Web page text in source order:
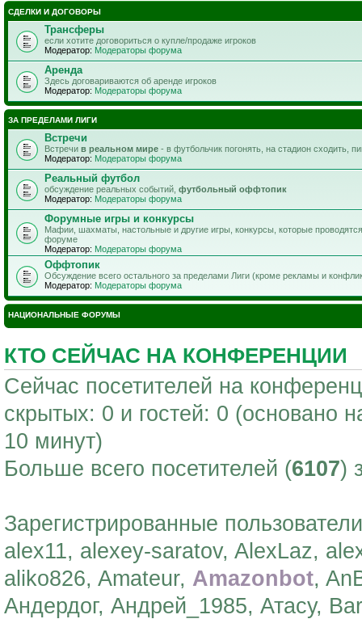
СДЕЛКИ И ДОГОВОРЫ
Трансферы
если хотите договориться о купле/продаже игроков
Модератор: Модераторы форума
Аренда
Здесь договариваются об аренде игроков
Модератор: Модераторы форума
ЗА ПРЕДЕЛАМИ ЛИГИ
Встречи
Встречи в реальном мире - в футбольчик погонять, на стадион сходить,
Модератор: Модераторы форума
Реальный футбол
обсуждение реальных событий, футбольный оффтопик
Модератор: Модераторы форума
Форумные игры и конкурсы
Мафии, шахматы, настольные и другие игры, конкурсы, которые
форуме
Модератор: Модераторы форума
Оффтопик
Обсуждение всего остального за пределами Лиги (кроме рекламы и
Модератор: Модераторы форума
НАЦИОНАЛЬНЫЕ ФОРУМЫ
КТО СЕЙЧАС НА КОНФЕРЕНЦИИ
Сейчас посетителей на
скрытых: 0 и гостей: 0 (основано
10 минут)
Больше всего посетителей (6107)
Зарегистрированные
alex11, alexey-saratov, AlexLaz,
aliko826, Amateur, Amazonbot,
Андердог, Андрей_1985, Атасу,